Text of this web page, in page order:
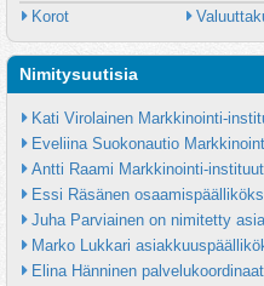
Korot
Nimitysuutisia
Kati Virolainen Markkinointi-
Eveliina Suokonautio
Antti Raami Markkinointi-
Essi Räsänen
Juha Parviainen on nimitetty
Marko Lukkari
Elina Hänninen